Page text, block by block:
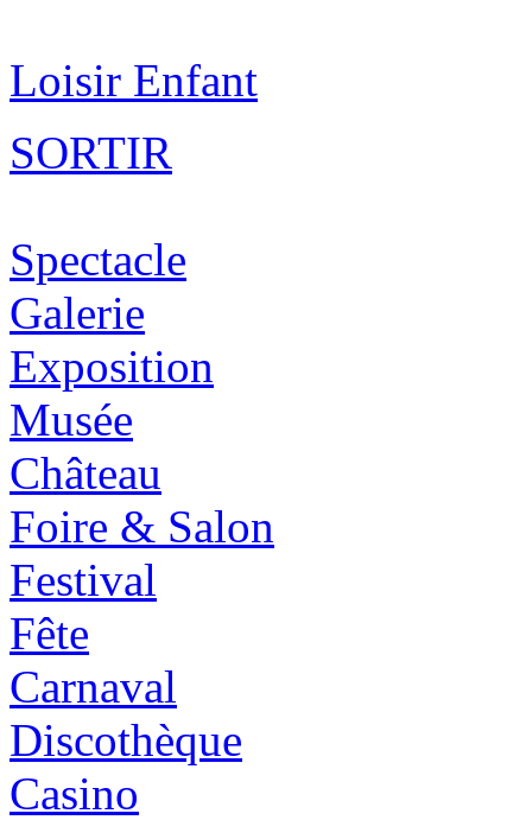
Loisir Enfant
SORTIR
Spectacle
Galerie
Exposition
Musée
Château
Foire & Salon
Festival
Fête
Carnaval
Discothèque
Casino